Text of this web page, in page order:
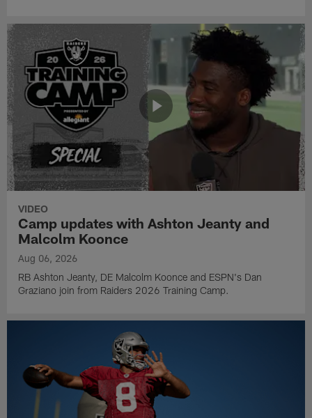
VIDEO
Camp updates with Ashton Jeanty and
Malcolm Koonce
Aug 06, 2026
RB Ashton Jeanty, DE Malcolm Koonce and ESPN's Dan
Graziano join from Raiders 2026 Training Camp.